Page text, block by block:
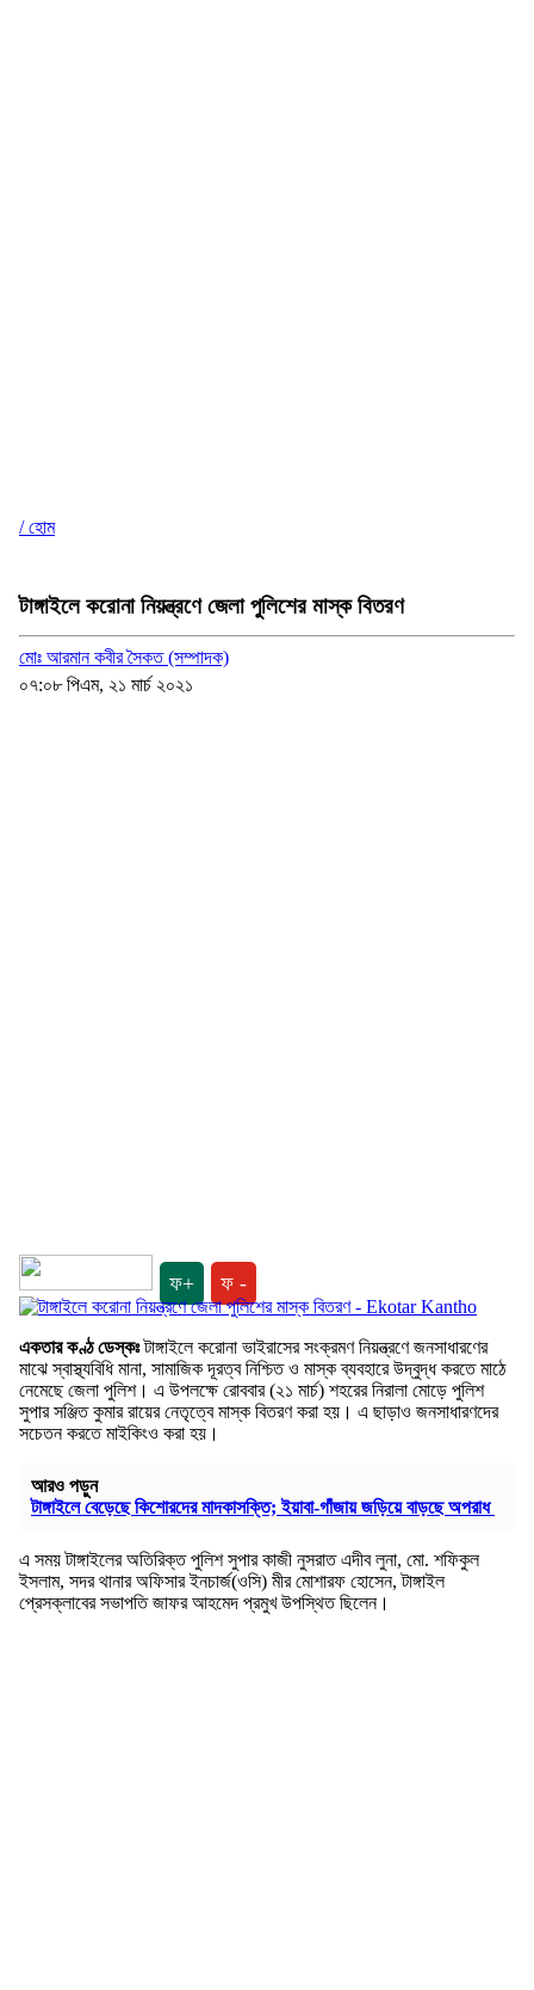
/ হোম
টাঙ্গাইলে করোনা নিয়ন্ত্রণে জেলা পুলিশের মাস্ক বিতরণ
মোঃ আরমান কবীর সৈকত (সম্পাদক)
০৭:০৮ পিএম, ২১ মার্চ ২০২১
ফ+ ফ -
একতার কণ্ঠ ডেস্কঃটাঙ্গাইলে করোনা ভাইরাসের সংক্রমণ নিয়ন্ত্রণে জনসাধারণের
মাঝে স্বাস্থ্যবিধি মানা, সামাজিক দূরত্ব নিশ্চিত ও মাস্ক ব্যবহারে উদ্বুদ্ধ করতে মাঠে
নেমেছে জেলা পুলিশ। এ উপলক্ষে রোববার (২১ মার্চ) শহরের নিরালা মোড়ে পুলিশ
সুপার সঞ্জিত কুমার রায়ের নেতৃত্বে মাস্ক বিতরণ করা হয়। এ ছাড়াও জনসাধারণদের
সচেতন করতে মাইকিংও করা হয়।
আরও পড়ুন
টাঙ্গাইলে বেড়েছে কিশোরদের মাদকাসক্তি; ইয়াবা-গাঁজায় জড়িয়ে বাড়ছে অপরাধ
এ সময় টাঙ্গাইলের অতিরিক্ত পুলিশ সুপার কাজী নুসরাত এদীব লুনা, মো. শফিকুল
ইসলাম, সদর থানার অফিসার ইনচার্জ(ওসি) মীর মোশারফ হোসেন, টাঙ্গাইল
প্রেসক্লাবের সভাপতি জাফর আহমেদ প্রমুখ উপস্থিত ছিলেন।